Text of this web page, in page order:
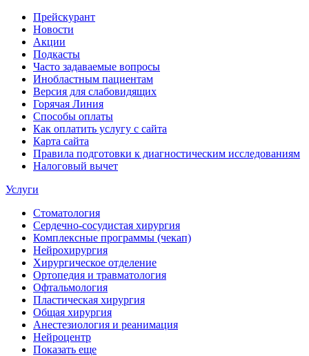
Прейскурант
Новости
Акции
Подкасты
Часто задаваемые вопросы
Инобластным пациентам
Версия для слабовидящих
Горячая Линия
Способы оплаты
Как оплатить услугу с сайта
Карта сайта
Правила подготовки к диагностическим исследованиям
Налоговый вычет
Услуги
Стоматология
Сердечно-сосудистая хирургия
Комплексные программы (чекап)
Нейрохирургия
Хирургическое отделение
Ортопедия и травматология
Офтальмология
Пластическая хирургия
Общая хирургия
Анестезиология и реанимация
Нейроцентр
Показать еще